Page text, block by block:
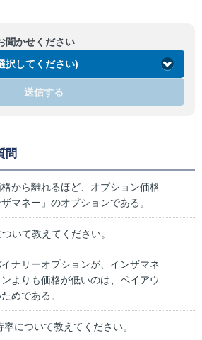
聞かせください
択してください)
送信する
問
から離れるほど、オプション価格
マネー」のオプションである。
いて教えてください。
ナリーオプションが、インザマネ
よりも価格が低いのは、ペイアウ
めである。
について教えてください。